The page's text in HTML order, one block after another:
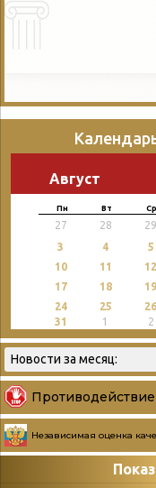
Август
Пн Вт Ср
27 28 29
3 4 5
10
11 12
17
18 19
24 25 26
31
1 2
Независимая оценка